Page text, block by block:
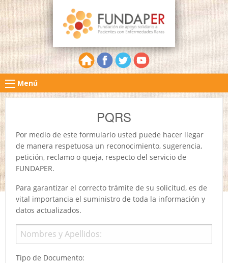
Menú
PQRS
Por medio de este formulario usted puede hacer llegar
de manera respetuosa un reconocimiento, sugerencia,
petición, reclamo o queja, respecto del servicio de
FUNDAPER.
Para garantizar el correcto trámite de su solicitud, es de
vital importancia el suministro de toda la información y
datos actualizados.
Tipo de Documento: